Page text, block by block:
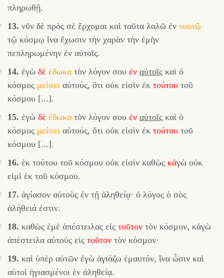
πληρωθῇ.
13. νῦν δὲ πρὸς σὲ ἔρχομαι καὶ ταῦτα λαλῶ ἐν τουτῷ
τῷ κόσμῳ ἵνα ἔχωσιν τὴν χαρὰν τὴν ἐμὴν
πεπληρωμένην ἐν αὐτοῖς.
14. ἐγὼ δὲ ἐδωκα τὸν λόγον σου ἐν αὐτοῖς καὶ ὁ
κόσμος μείσει αὐτούς, ὅτι οὐκ εἰσὶν ἐκ τούτου τοῦ
κόσμου [...].
15. ἐγὼ δὲ ἐδωκα τὸν λόγον σου ἐν αὐτοῖς καὶ ὁ
κόσμος μείσει αὐτούς, ὅτι οὐκ εἰσὶν ἐκ τούτου τοῦ
κόσμου [...].
16. ἐκ τούτου τοῦ κόσμου οὐκ εἰσὶν καθὼς κἀγὼ οὐκ
εἰμὶ ἐκ τοῦ κόσμου.
17. ἁγίασον αὐτοὺς ἐν τῇ ἀληθείᾳ· ὁ λόγος ὁ σὸς
ἀλήθειά ἐστιν.
18. καθὼς ἐμὲ ἀπέστειλας εἰς τοῦτον τὸν κόσμον, κἀγὼ
ἀπέστειλα αὐτοὺς εἰς τοῦτον τὸν κόσμον·
19. καὶ ὑπὲρ αὐτῶν ἐγὼ ἁγιάζω ἐμαυτόν, ἵνα ὦσιν καὶ
αὐτοὶ ἡγιασμένοι ἐν ἀληθείᾳ.